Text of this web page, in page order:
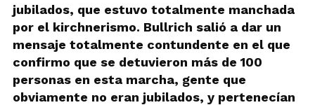
jubilados, que estuvo totalmente manchada
por el kirchnerismo. Bullrich salió a dar un
mensaje totalmente contundente en el que
confirmo que se detuvieron más de 100
personas en esta marcha, gente que
obviamente no eran jubilados, y pertenecían